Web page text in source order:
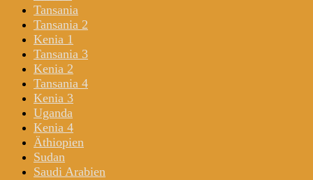
Tansania
Tansania 2
Kenia 1
Tansania 3
Kenia 2
Tansania 4
Kenia 3
Uganda
Kenia 4
Äthiopien
Sudan
Saudi Arabien